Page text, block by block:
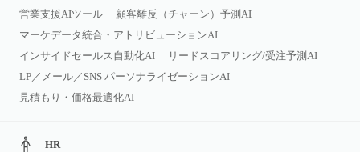
営業支援AIツール
顧客離反（チャーン）予測AI
マーケデータ統合・アトリビューションAI
インサイドセールス自動化AI
リードスコアリング/受注予測AI
LP／メール／SNS パーソナライゼーションAI
見積もり・価格最適化AI
HR